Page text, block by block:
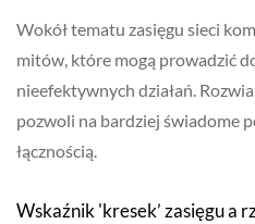
Wokół tematu zasięgu sieci
mitów, które mogą prowadzić
nieefektywnych działań.
pozwoli na bardziej świadome
łącznością.
Wskaźnik 'kresek’ zasięgu a